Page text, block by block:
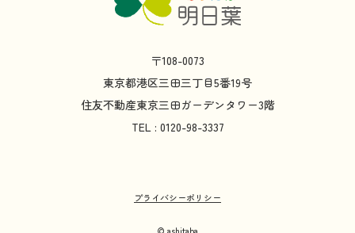
〒108-0073
東京都港区三田三丁目5番19号
住友不動産東京三田ガーデンタワー3階
TEL : 0120-98-3337
プライバシーポリシー